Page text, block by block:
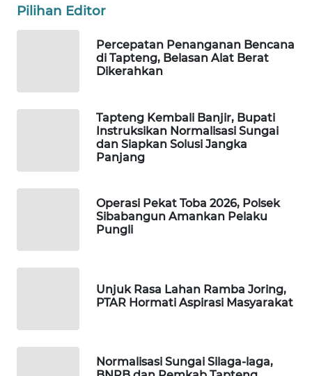
Pilihan Editor
Percepatan Penanganan Bencana
di Tapteng, Belasan Alat Berat
Dikerahkan
Tapteng Kembali Banjir, Bupati
Instruksikan Normalisasi Sungai
dan Siapkan Solusi Jangka
Panjang
Operasi Pekat Toba 2026, Polsek
Sibabangun Amankan Pelaku
Pungli
Unjuk Rasa Lahan Ramba Joring,
PTAR Hormati Aspirasi Masyarakat
Normalisasi Sungai Silaga-laga,
KELISTRIKAN
NET
LKKI